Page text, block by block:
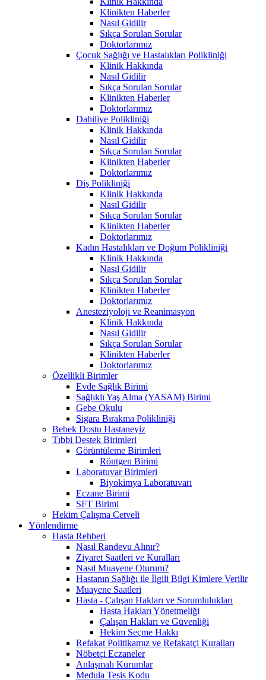
Klinikten Haberler
Nasıl Gidilir
Sıkça Sorulan Sorular
Doktorlarımız
Çocuk Sağlığı ve Hastalıkları Polikliniği
Klinik Hakkında
Nasıl Gidilir
Sıkça Sorulan Sorular
Klinikten Haberler
Doktorlarımız
Dahiliye Polikliniği
Klinik Hakkında
Nasıl Gidilir
Sıkça Sorulan Sorular
Klinikten Haberler
Doktorlarımız
Diş Polikliniği
Klinik Hakkında
Nasıl Gidilir
Sıkça Sorulan Sorular
Klinikten Haberler
Doktorlarımız
Kadın Hastalıkları ve Doğum Polikliniği
Klinik Hakkında
Nasıl Gidilir
Sıkça Sorulan Sorular
Klinikten Haberler
Doktorlarımız
Anesteziyoloji ve Reanimasyon
Klinik Hakkında
Nasıl Gidilir
Sıkça Sorulan Sorular
Klinikten Haberler
Doktorlarımız
Özellikli Birimler
Evde Sağlık Birimi
Sağlıklı Yaş Alma (YASAM) Birimi
Gebe Okulu
Sigara Bırakma Polikliniği
Bebek Dostu Hastaneyiz
Tıbbi Destek Birimleri
Görüntüleme Birimleri
Röntgen Birimi
Laboratuvar Birimleri
Biyokimya Laboratuvarı
Eczane Birimi
SFT Birimi
Hekim Çalışma Cetveli
Yönlendirme
Hasta Rehberi
Nasıl Randevu Alınır?
Ziyaret Saatleri ve Kuralları
Nasıl Muayene Olurum?
Hastanın Sağlığı ile İlgili Bilgi Kimlere Verilir
Muayene Saatleri
Hasta - Çalışan Hakları ve Sorumlulukları
Hasta Hakları Yönetmeliği
Çalışan Hakları ve Güvenliği
Hekim Seçme Hakkı
Refakat Politikamız ve Refakatçi Kuralları
Nöbetçi Eczaneler
Anlaşmalı Kurumlar
Medula Tesis Kodu